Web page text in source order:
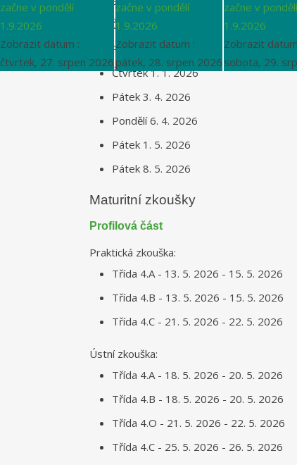
Čtvrtek 25. 12. 2025
Pátek 26.12. 2025
Čtvrtek 1. 1. 2026
Pátek 3. 4. 2026
Pondělí 6. 4. 2026
Pátek 1. 5. 2026
Pátek 8. 5. 2026
Maturitní zkoušky
Profilová část
Praktická zkouška:
Třída 4.A - 13. 5. 2026 - 15. 5. 2026
Třída 4.B - 13. 5. 2026 - 15. 5. 2026
Třída 4.C - 21. 5. 2026 - 22. 5. 2026
Ústní zkouška:
Třída 4.A - 18. 5. 2026 - 20. 5. 2026
Třída 4.B - 18. 5. 2026 - 20. 5. 2026
Třída 4.O - 21. 5. 2026 - 22. 5. 2026
Třída 4.C - 25. 5. 2026 - 26. 5. 2026
začne v pondělí
1.9.2026
Zobrazit datum :
čtvrtek, 27. srpen 2026
začne v pondělí
1.9.2026
Zobrazit datum :
pátek, 28. srpen 2026
začne v pondělí
1.9.2026
Zobrazit
sobota, 29.